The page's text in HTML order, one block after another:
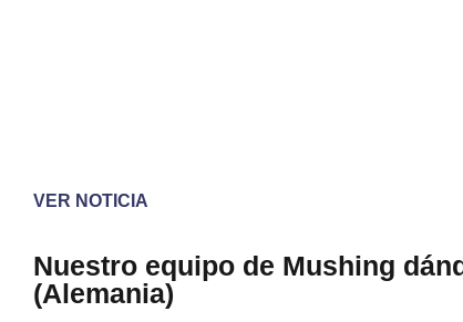
VER NOTICIA
Nuestro equipo de Mushing
(Alemania)